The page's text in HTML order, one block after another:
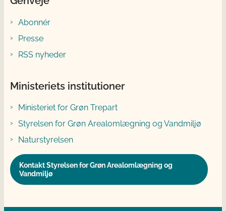
Abonnér
Presse
RSS nyheder
Ministeriets institutioner
Ministeriet for Grøn Trepart
Styrelsen for Grøn Arealomlægning og Vandmiljø
Naturstyrelsen
Kontakt Styrelsen for Grøn Arealomlægning og
Vandmiljø